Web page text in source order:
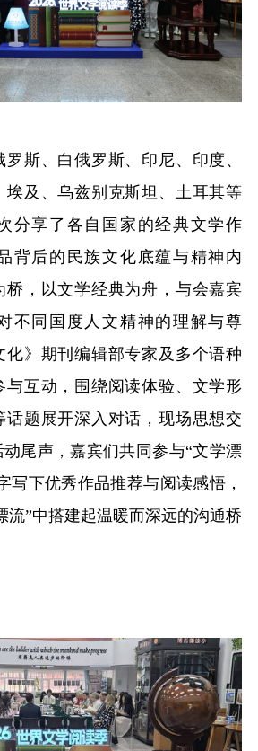
斯、白俄罗斯、印尼、印度、
埃及、乌兹别克斯坦、土耳其等
分享了各自国家的经典文学作
背后的民族文化底蕴与精神内
桥，以文学经典为舟，与会嘉宾
不同国度人文精神的理解与尊
化》期刊编辑部专家及多个语种
与互动，围绕阅读体验、文学形
话题展开深入对话，现场思想交
尾声，嘉宾们共同参与“文学漂
写下优秀作品推荐与阅读感悟，
流”中搭建起温暖而深远的沟通桥